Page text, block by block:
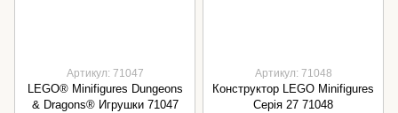
Артикул: 71047
LEGO® Minifigures Dungeons
& Dragons® Игрушки 71047
Артикул: 71048
Конструктор LEGO Minifigures
Серія 27 71048